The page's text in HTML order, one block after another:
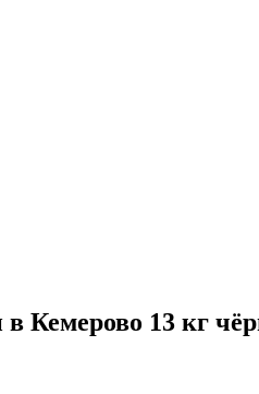
в Кемерово 13 кг